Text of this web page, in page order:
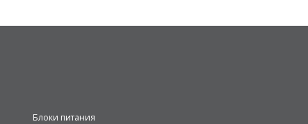
Блоки питания